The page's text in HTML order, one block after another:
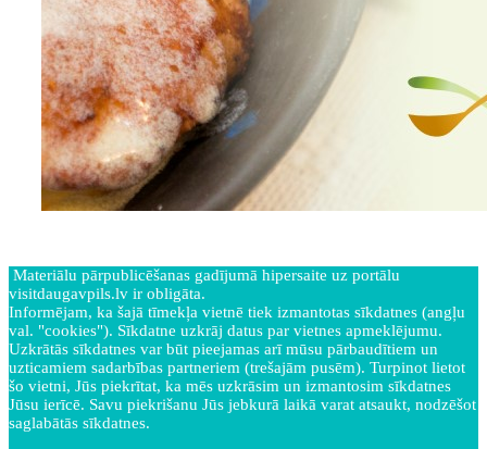
Materiālu pārpublicēšanas gadījumā hipersaite uz portālu
visitdaugavpils.lv ir obligāta.
Informējam, ka šajā tīmekļa vietnē tiek izmantotas sīkdatnes (angļu
val. "cookies"). Sīkdatne uzkrāj datus par vietnes apmeklējumu.
Uzkrātās sīkdatnes var būt pieejamas arī mūsu pārbaudītiem un
uzticamiem sadarbības partneriem (trešajām pusēm). Turpinot lietot
šo vietni, Jūs piekrītat, ka mēs uzkrāsim un izmantosim sīkdatnes
Jūsu ierīcē. Savu piekrišanu Jūs jebkurā laikā varat atsaukt, nodzēšot
saglabātās sīkdatnes.